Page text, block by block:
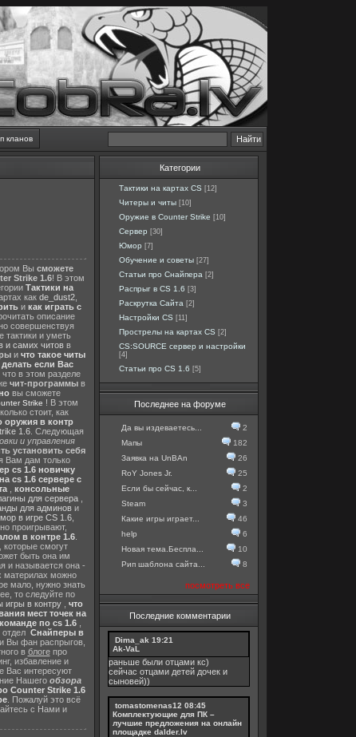
кланов
Вы сможете
Strike 1.6! В этом
Тактики на
как de_dust2,
и как играть с
описание
совершенствуя
тактики и уметь
и самих читов в
и что такое читы
делать если Вас
в этом разделе
чит-программыв
вы сможете
Strike ! В этом
стоит, как
оружия в контр
1.6 . Следующая
и управления
установить себя
Вам дам только
cs 1.6 новичку
cs 1.6 сервере с
, консольные
для сервера
для админови
в игре CS 1.6
проигрывают,
в контре 1.6
, которые смогут
быть она им
и называется она -
материлах можно
мало, нужно знать
то следуйте по
в контру, что
мест точек на
по cs 1.6,
Снайперы в
Вы фан распрыгов,
в блогепро
избавление и
Вас интересуют
Нашего обзора
Counter Strike 1.6
. Пожалуй это всё
с Нами и
Категории
Тактики на картах CS [12]
Читеры и читы [10]
Оружие в Counter Strike [10]
Сервер [30]
Юмор [7]
Обучение и советы [27]
Статьи про Снайпера [2]
Распрыг в CS 1.6 [3]
Раскрутка Сайта [2]
Настройки CS [11]
Прострелы на картах CS [2]
CS:SOURCE сервер и настройки
[4]
Статьи про CS 1.6 [5]
Последнее на форуме
Да вы издеваетесь...
2
Мапы
182
Заявка на UnBAn
26
RoY Jones Jr.
25
Если бы сейчас, к...
2
Steam
3
Какие игры играет...
46
help
6
Новая тема.Беспла...
10
Рип шаблона сайта...
8
посмотреть все
Последние комментарии
Dima_ak 19:21
Ak-VaL
раньше были отцами кс)
сейчас отцами детей дочек и
сыновей))
tomastomenas12 08:45
Комплектующие для ПК –
лучшие предложения на онлайн
площадке dalder.lv